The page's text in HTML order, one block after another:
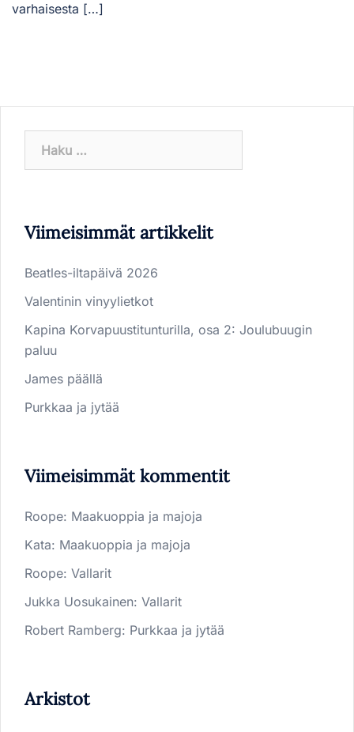
varhaisesta […]
Viimeisimmät artikkelit
Beatles-iltapäivä 2026
Valentinin vinyylietkot
Kapina Korvapuustitunturilla, osa 2: Joulubuugin
paluu
James päällä
Purkkaa ja jytää
Viimeisimmät kommentit
Roope: Maakuoppia ja majoja
Kata: Maakuoppia ja majoja
Roope: Vallarit
Jukka Uosukainen: Vallarit
Robert Ramberg: Purkkaa ja jytää
Arkistot